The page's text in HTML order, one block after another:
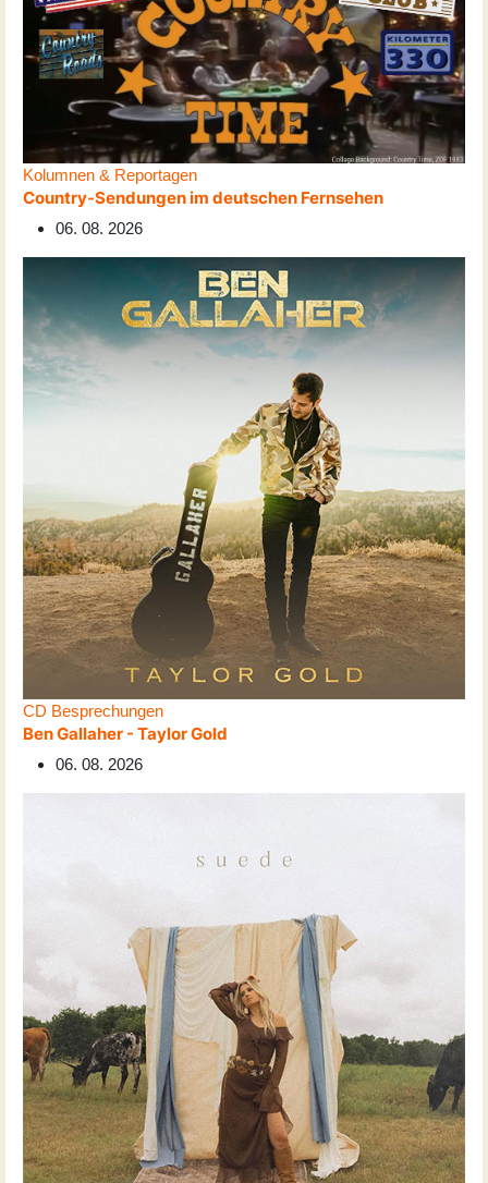
Kolumnen & Reportagen
Country-Sendungen im deutschen Fernsehen
06. 08. 2026
CD Besprechungen
Ben Gallaher - Taylor Gold
06. 08. 2026